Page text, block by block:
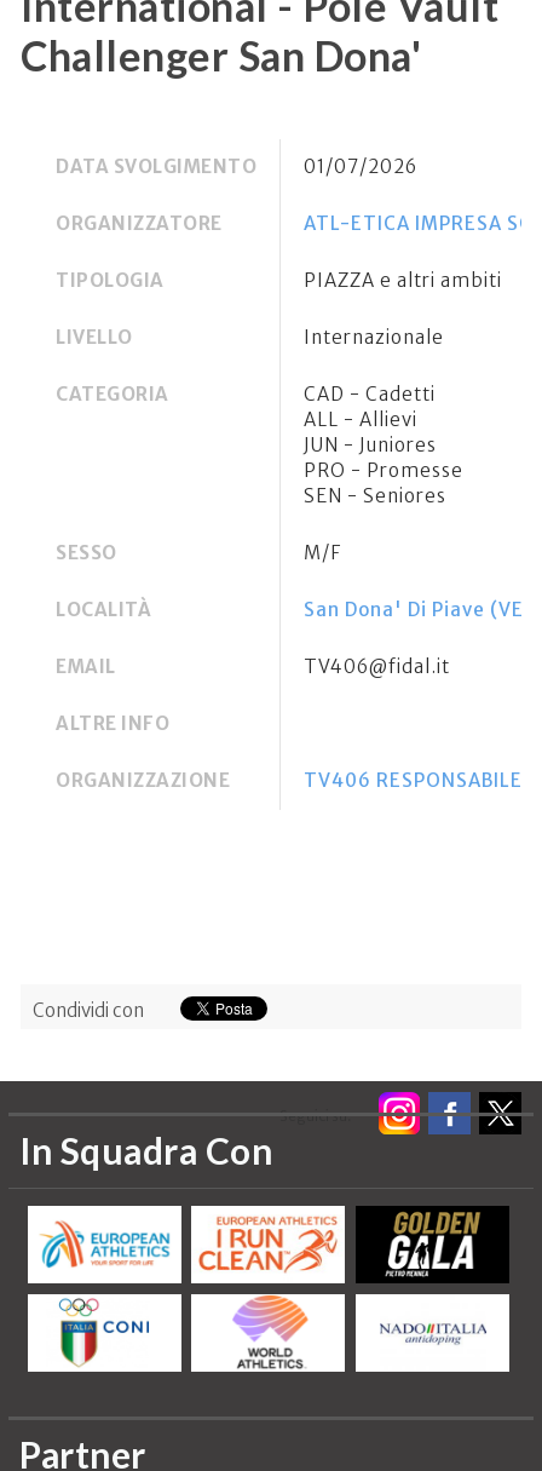
Challenger San Dona'
DATA SVOLGIMENTO 01/07/2026
ORGANIZZATORE ATL-ETICA IMPRESA
TIPOLOGIA PIAZZA e altri ambiti
LIVELLO Internazionale
CATEGORIA
CAD - Cadetti
ALL - Allievi
JUN - Juniores
PRO - Promesse
SEN - Seniores
SESSO M/F
LOCALITÀ San Dona' Di Piave (VE)
EMAIL TV406@fidal.it
ALTRE INFO
ORGANIZZAZIONE TV406
Condividi con
Seguici su:
In Squadra Con
Partner